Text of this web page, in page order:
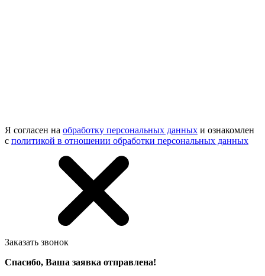
Я согласен на обработку персональных данных и ознакомлен
с политикой в отношении обработки персональных данных
Заказать звонок
Спасибо, Ваша заявка отправлена!